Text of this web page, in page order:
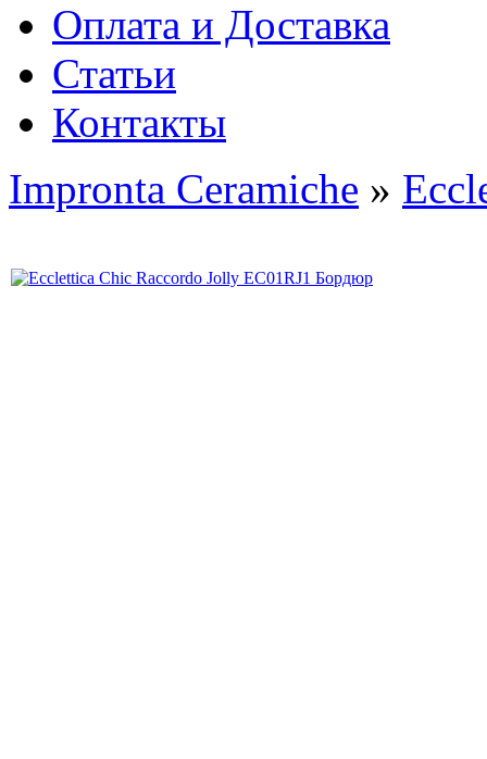
Оплата и Доставка
Статьи
Контакты
Impronta Ceramiche »